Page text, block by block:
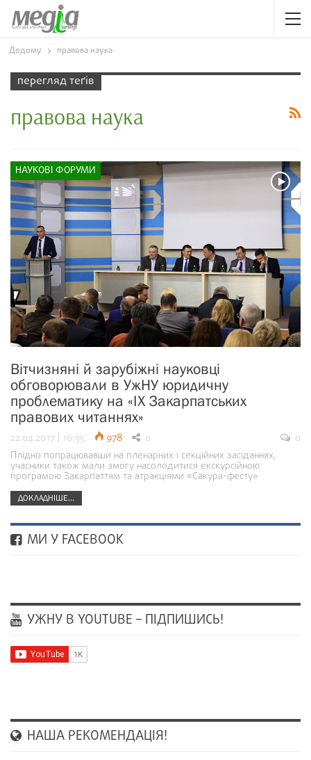
Додому правова наука
перегляд теґів
правова наука
НАУКОВІ ФОРУМИ
Вітчизняні й зарубіжні науковці
обговорювали в УжНУ юридичну
проблематику на «ІХ Закарпатських
правових читаннях»
22.04.2017 | 16:55 978 0
0
Плідно попрацювавши на пленарних і секційних засіданнях,
учасники також мали змогу насолодитися екскурсійною
програмою Закарпаттям та атракціями «Сакура-фесту»
ДОКЛАДНІШЕ...
МИ У FACEBOOK
УЖНУ В YOUTUBE – ПІДПИШИСЬ!
НАША РЕКОМЕНДАЦІЯ!